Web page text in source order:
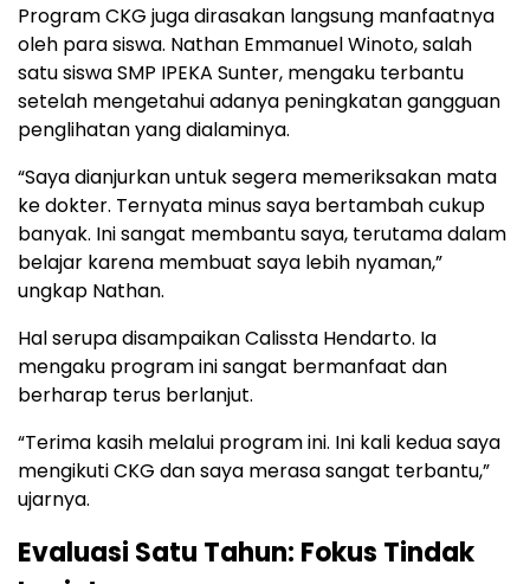
Program CKG juga dirasakan langsung manfaatnya
oleh para siswa. Nathan Emmanuel Winoto, salah
satu siswa SMP IPEKA Sunter, mengaku terbantu
setelah mengetahui adanya peningkatan gangguan
penglihatan yang dialaminya.
“Saya dianjurkan untuk segera memeriksakan mata
ke dokter. Ternyata minus saya bertambah cukup
banyak. Ini sangat membantu saya, terutama dalam
belajar karena membuat saya lebih nyaman,”
ungkap Nathan.
Hal serupa disampaikan Calissta Hendarto. Ia
mengaku program ini sangat bermanfaat dan
berharap terus berlanjut.
“Terima kasih melalui program ini. Ini kali kedua saya
mengikuti CKG dan saya merasa sangat terbantu,”
ujarnya.
Evaluasi Satu Tahun: Fokus Tindak